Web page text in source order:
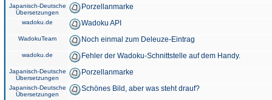
Japanisch-Deutsche
Übersetzungen
Porzellanmarke
wadoku.de Wadoku API
WadokuTeam Noch einmal zum Deleuze-Eintrag
wadoku.de Fehler der Wadoku-Schnittstelle auf dem Handy.
Japanisch-Deutsche
Übersetzungen
Porzellanmarke
Japanisch-Deutsche
Übersetzungen
Schönes Bild, aber was steht drauf?